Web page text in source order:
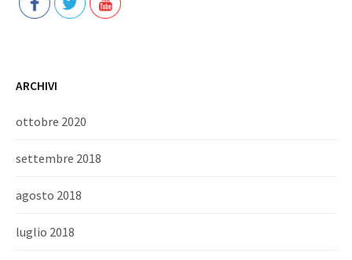
ARCHIVI
ottobre 2020
settembre 2018
agosto 2018
luglio 2018